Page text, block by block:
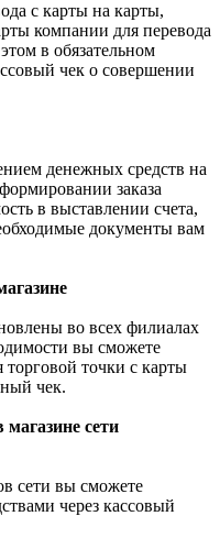
с карты на карты,
компании для перевода
в обязательном
чек о совершении
денежных средств на
заказа
в выставлении счета,
документы вам
во всех филиалах
вы сможете
торговой точки с карты
чек.
сети
сети вы сможете
через кассовый